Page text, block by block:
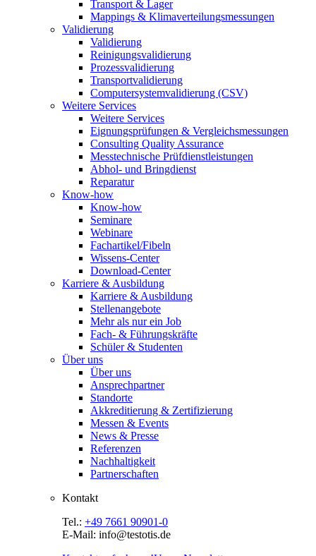
Transport & Lager
Mappings & Klimaverteilungsmessungen
Validierung
Validierung
Reinigungsvalidierung
Prozessvalidierung
Transportvalidierung
Computersystemvalidierung (CSV)
Weitere Services
Weitere Services
Eignungsprüfungen & Vergleichsmessungen
Consulting Quality Assurance
Messtechnische Prüfdienstleistungen
Abhol- und Bringdienst
Reparatur
Know-how
Know-how
Seminare
Webinare
Fachartikel/Fibeln
Wissens-Center
Download-Center
Karriere & Ausbildung
Karriere & Ausbildung
Stellenangebote
Mehr als nur ein Job
Fach- & Führungskräfte
Schüler & Studenten
Über uns
Über uns
Ansprechpartner
Standorte
Akkreditierung & Zertifizierung
Messen & Events
News & Presse
Referenzen
Nachhaltigkeit
Partnerschaften
Kontakt
Tel.: +49 7661 90901-0
E-Mail: info@testotis.de